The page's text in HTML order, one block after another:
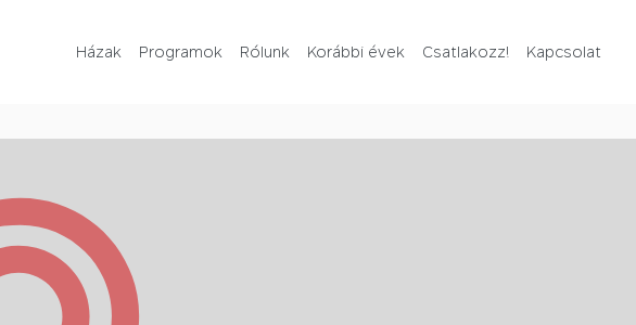
Házak Programok Rólunk Korábbi évek Csatlakozz! Kapcsolat
Rólunk